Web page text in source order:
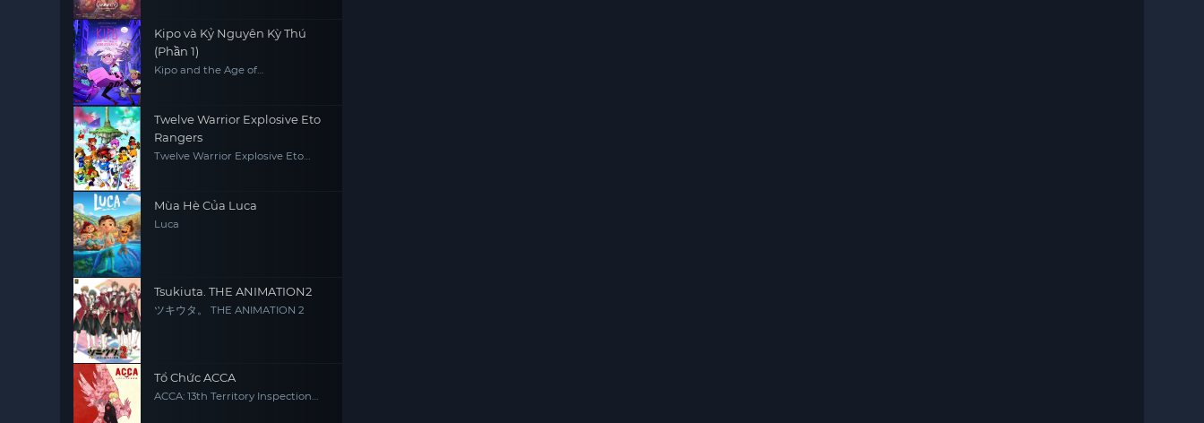
Kipo và Kỷ Nguyên Kỳ Thú
(Phần 1)
Kipo and the Age of
Twelve Warrior Explosive Eto
Rangers
Twelve Warrior Explosive Eto
Mùa Hè Của Luca
Luca
Tsukiuta. THE ANIMATION2
ツキウタ。 THE ANIMATION 2
Tổ Chức ACCA
ACCA: 13th Territory Inspection